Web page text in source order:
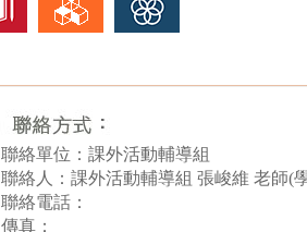
聯絡單位：課外活動輔導組
聯絡人：課外活動輔導組 張峻維 老師(
聯絡電話：
傳真：